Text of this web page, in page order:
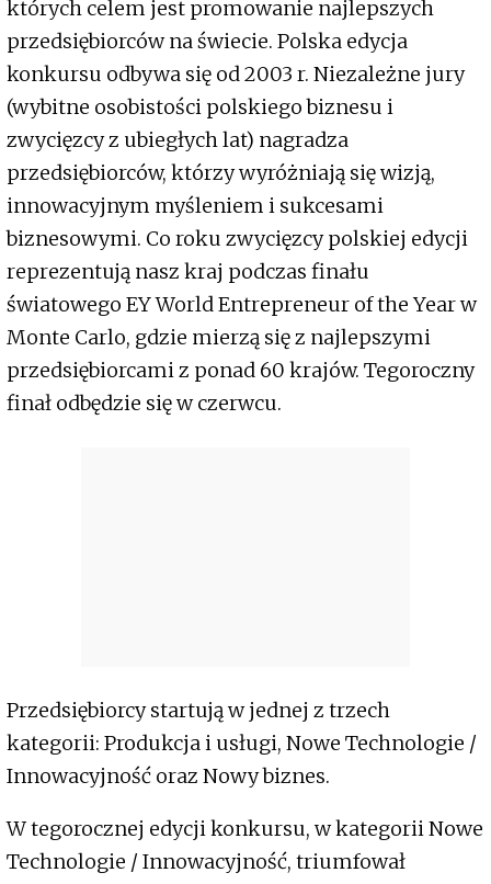
których celem jest promowanie najlepszych
przedsiębiorców na świecie. Polska edycja
konkursu odbywa się od 2003 r. Niezależne jury
(wybitne osobistości polskiego biznesu i
zwycięzcy z ubiegłych lat) nagradza
przedsiębiorców, którzy wyróżniają się wizją,
innowacyjnym myśleniem i sukcesami
biznesowymi. Co roku zwycięzcy polskiej edycji
reprezentują nasz kraj podczas finału
światowego EY World Entrepreneur of the Year w
Monte Carlo, gdzie mierzą się z najlepszymi
przedsiębiorcami z ponad 60 krajów. Tegoroczny
finał odbędzie się w czerwcu.
Przedsiębiorcy startują w jednej z trzech
kategorii: Produkcja i usługi, Nowe Technologie /
Innowacyjność oraz Nowy biznes.
W tegorocznej edycji konkursu, w kategorii Nowe
Technologie / Innowacyjność, triumfował